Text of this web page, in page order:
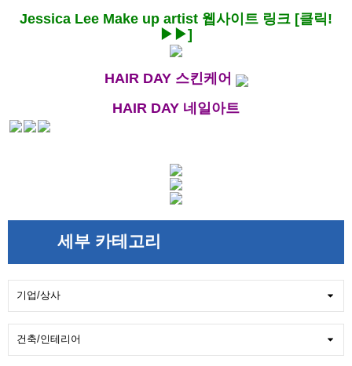
Jessica Lee Make up artist 웹사이트 링크 [클릭!
▶▶]
HAIR DAY 스킨케어
HAIR DAY 네일아트
세부 카테고리